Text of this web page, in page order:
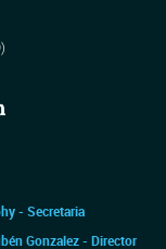
- Secretaria
Gonzalez - Director